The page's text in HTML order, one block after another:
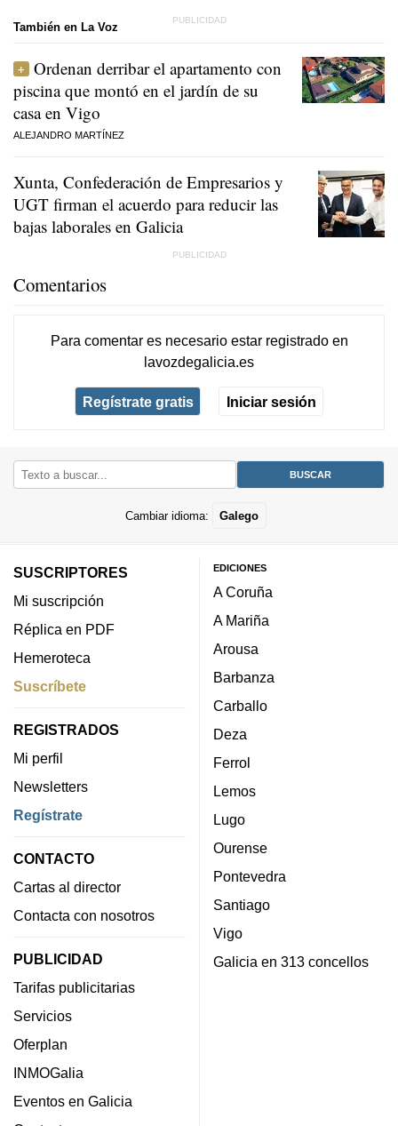
También en La Voz
Ordenan derribar el apartamento con
piscina que montó en el jardín de su
casa en Vigo
ALEJANDRO MARTÍNEZ
Xunta, Confederación de Empresarios y
UGT firman el acuerdo para reducir las
bajas laborales en Galicia
Comentarios
Para comentar es necesario estar registradoen
lavozdegalicia.es
Regístrate gratis Iniciar sesión
Cambiar idioma: Galego
SUSCRIPTORES
Mi suscripción
Réplica en PDF
Hemeroteca
Suscríbete
REGISTRADOS
Mi perfil
Newsletters
Regístrate
CONTACTO
Cartas al director
Contacta con nosotros
PUBLICIDAD
Tarifas publicitarias
Servicios
Oferplan
INMOGalia
Eventos en Galicia
EDICIONES
A Coruña
A Mariña
Arousa
Barbanza
Carballo
Deza
Ferrol
Lemos
Lugo
Ourense
Pontevedra
Santiago
Vigo
Galicia en 313 concellos